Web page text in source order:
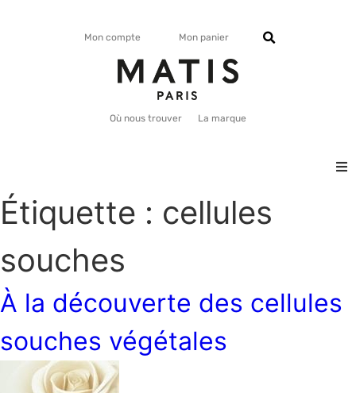
Où nous trouver La marque
Mon compte Mon panier
VISAGE
MATISMAG
Étiquette : cellules
souches
À la découverte des cellules
souches végétales